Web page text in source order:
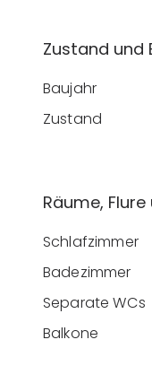
Zustand und
Baujahr
Zustand
Räume,
Schlafzimmer
Badezimmer
Separate WCs
Balkone